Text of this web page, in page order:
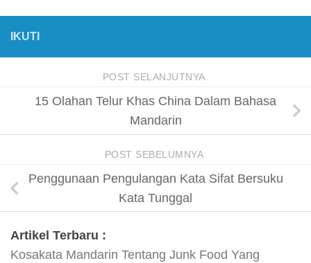
IKUTI
POST SELANJUTNYA
15 Olahan Telur Khas China Dalam Bahasa
Mandarin
POST SEBELUMNYA
Penggunaan Pengulangan Kata Sifat Bersuku
Kata Tunggal
Artikel Terbaru :
Kosakata Mandarin Tentang Junk Food Yang